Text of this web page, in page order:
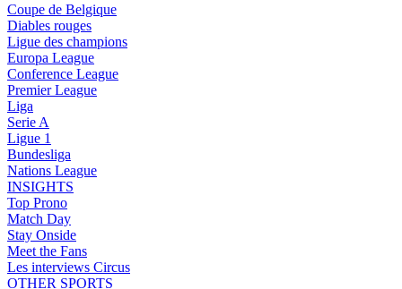
Coupe de Belgique
Diables rouges
Ligue des champions
Europa League
Conference League
Premier League
Liga
Serie A
Ligue 1
Bundesliga
Nations League
INSIGHTS
Top Prono
Match Day
Stay Onside
Meet the Fans
Les interviews Circus
OTHER SPORTS